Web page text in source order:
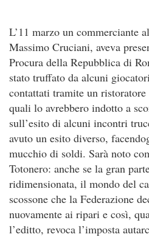
L’11 marzo un commerciante
Massimo Cruciani, aveva
Procura della Repubblica di
stato truffato da alcuni
contattati tramite un
quali lo avrebbero indotto a
sull’esito di alcuni incontri
avuto un esito diverso,
mucchio di soldi. Sarà noto
Totonero: anche se la gran
ridimensionata, il mondo del
scossone che la Federazione
nuovamente ai ripari e così,
l’editto, revoca l’imposta